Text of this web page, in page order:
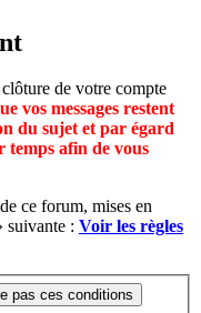
de votre compte
vos messages restent
du sujet et par égard
temps afin de vous
ce forum, mises en
suivante : Voir les règles